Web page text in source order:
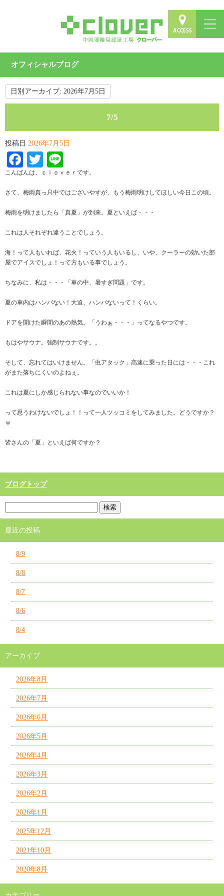
オフィシャルブログ
日別アーカイブ: 2026年7月5日
7/5
投稿日 2026年7月5日
Facebook
Twitter
こんばんは、ｃｌｏｖｅｒです。
さて、梅雨真っ只中ではございやすが、もう梅雨明けしてほしい今日この頃。
梅雨を明けましたら「真夏」が到来。夏といえば・・・
これは人それぞれ違うことでしょう。
海！って人もいれば、花火！っていう人もいるし、いや、クーラーの効いた部
屋でアイスでしょ！って方もいる事でしょう。
ちなみに、私は・・・「車の中、暑すぎ問題」です。
夏の車内はハンパない！大迫、ハンパないって！くらい。
ドアを開けた瞬間のあの熱気。「うわぁ・・・」ってなるやつです。
もはやサウナ。強制サウナです。。
そして、忘れてはいけません。「虫アタック」高速に乗った日には・・・これ
がまた落ちにくいのよねぇ。
これは夏にしか感じられない事なのでいいか！
って思うわけないでしょ！！って一人ツッコミをしてみました。どうですか？
ｗ
皆さんの「夏」といえば何ですか？
ブログトップ
最近の投稿
8/9
8/8
8/7
8/6
8/4
アーカイブ
2026年8月
2026年7月
2026年6月
2026年5月
2026年4月
2026年3月
2026年2月
2026年1月
2025年12月
2021年10月
2020年8月